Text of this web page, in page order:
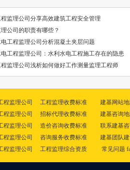
监理公司分享高效建筑工程安全管理
公司的职责有哪些？
工程监理公司分析混凝土夹层问题
工程监理公司：水利水电工程施工存在的隐患
监理公司浅析如何做好工作测量监理工程师
程监理公司
程监理公司
程监理公司
程监理公司
程监理公司
工程监理收费标准
招标代理收费标准
造价咨询收费标准
咨询服务收费标准
工程监理综合资质
建基网站地
建基咨询地
联系建基
建基团队
常见问题